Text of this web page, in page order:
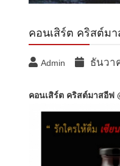
คอนเสิร์ต คริสต์มา
Admin ธันวา
คอนเสิร์ต คริสต์มาสอีฟ